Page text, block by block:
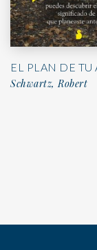
EL PLAN DE TU
Schwartz, Robert